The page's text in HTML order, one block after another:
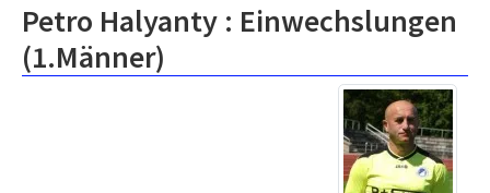
Petro Halyanty : Einwechslungen
(1.Männer)